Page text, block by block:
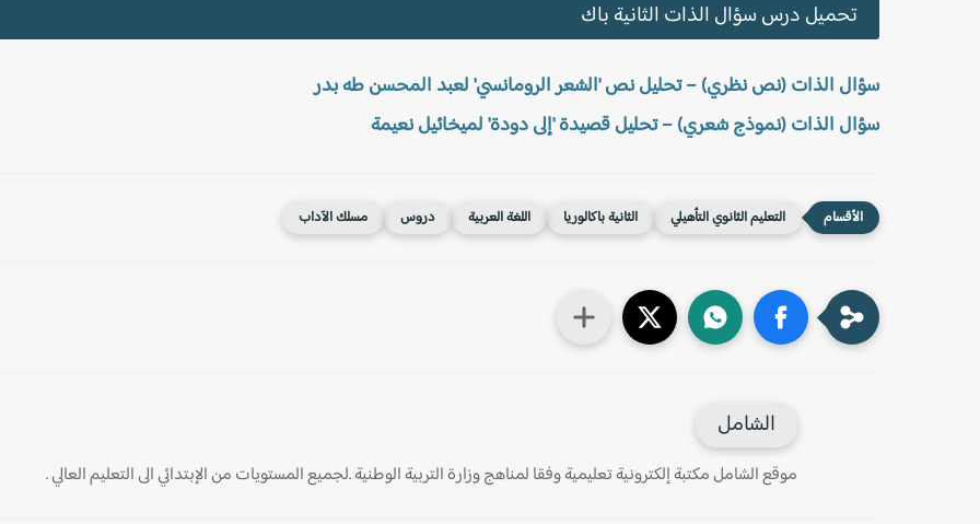
تحميل درس سؤال الذات الثانية باك
سؤال الذات (نص نظري) – تحليل نص 'الشعر الرومانسي' لعبد المحسن طه بدر
سؤال الذات (نموذج شعري) – تحليل قصيدة 'إلى دودة' لميخائيل نعيمة
التعليم الثانوي التأهيلي الثانية باكالوريا اللغة العربية دروس مسلك الآداب
الشامل
موقع الشامل مكتبة إلكترونية تعليمية وفقا لمناهج وزارة التربية الوطنية .لجميع المستويات من الإبتدائي الى التعليم العالي .